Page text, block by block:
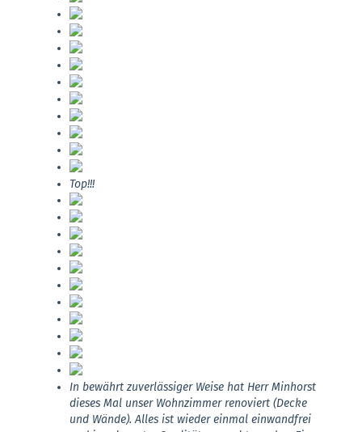
Top!!!
In bewährt zuverlässiger Weise hat Herr Minhorst
dieses Mal unser Wohnzimmer renoviert (Decke
und Wände). Alles ist wieder einmal einwandfrei